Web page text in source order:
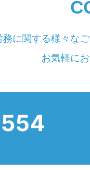
務に関する様々な
お気軽に